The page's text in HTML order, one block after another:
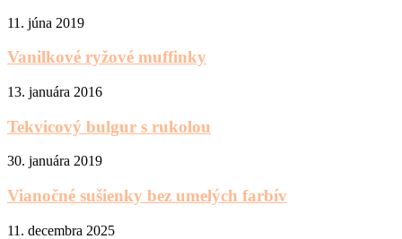
11. júna 2019
Vanilkové ryžové muffinky
13. januára 2016
Tekvicový bulgur s rukolou
30. januára 2019
Vianočné sušienky bez umelých farbív
11. decembra 2025